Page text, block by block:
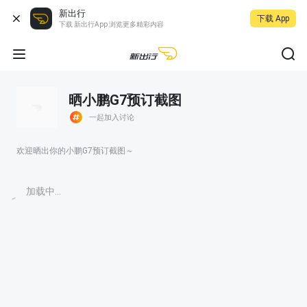
新出行
下载 新出行App 浏览更多精彩内容
下载 App
晒小鹏G7预订截图
一起加入讨论
欢迎晒出你的小鹏G7预订截图～
加载中...